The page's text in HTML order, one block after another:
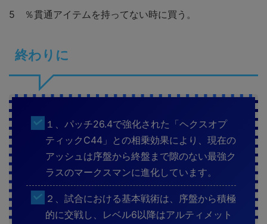
5 ％貫通アイテムを持ってない時に買う。
終わりに
１、パッチ26.4で強化された「ヘクスオプ
ティックC44」との相乗効果により、現在の
アッシュは序盤から終盤まで隙のない最強ク
ラスのマークスマンに進化しています。
２、試合における基本戦術は、序盤から積極
的に交戦し、レベル6以降はアルティメット